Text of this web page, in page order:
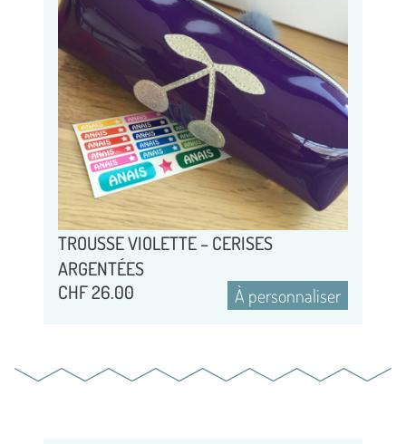
TROUSSE VIOLETTE – CERISES
ARGENTÉES
CHF26.00 À personnaliser